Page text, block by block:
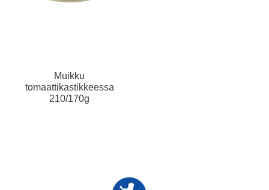
Muikku
tomaattikastikkeessa
210/170g